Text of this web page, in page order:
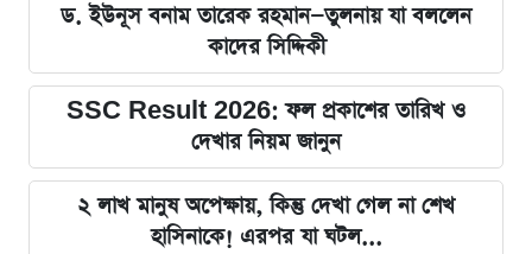
ড. ইউনূস বনাম তারেক রহমান—তুলনায় যা বললেন
কাদের সিদ্দিকী
SSC Result 2026: ফল প্রকাশের তারিখ ও
দেখার নিয়ম জানুন
২ লাখ মানুষ অপেক্ষায়, কিন্তু দেখা গেল না শেখ
হাসিনাকে! এরপর যা ঘটল...